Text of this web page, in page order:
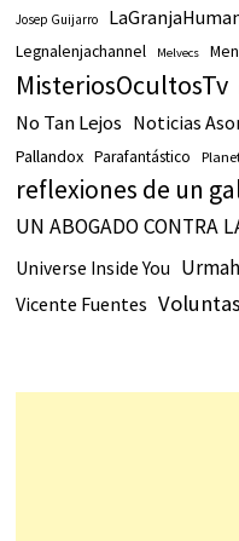
Josep Guijarro
Legnalenjachannel Melvecs
MisteriosOcultosTv
No Tan Lejos Noticias
Pallandox Parafantástico
reflexiones de un
UN ABOGADO CONTRA
Universe Inside You
Vicente Fuentes Voluntas